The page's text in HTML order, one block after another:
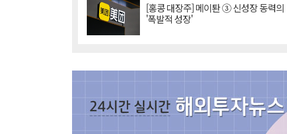
[홍콩 대장주] 메이퇀 ③ 신성장 동력의
'폭발적 성장'